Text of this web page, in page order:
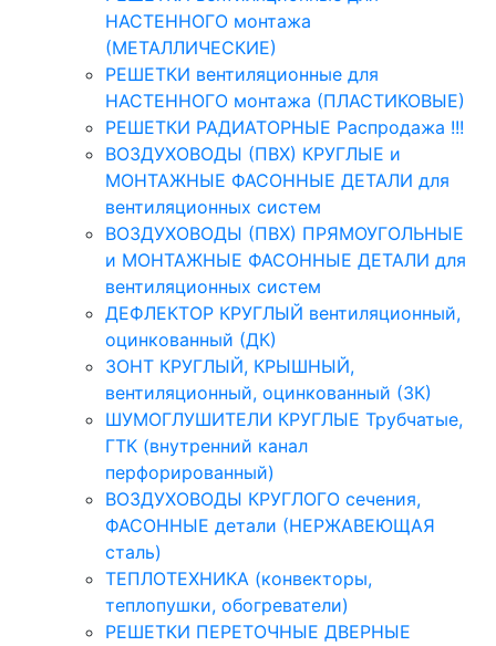
НАСТЕННОГО монтажа
(МЕТАЛЛИЧЕСКИЕ)
РЕШЕТКИ вентиляционные для
НАСТЕННОГО монтажа (ПЛАСТИКОВЫЕ)
РЕШЕТКИ РАДИАТОРНЫЕ Распродажа !!!
ВОЗДУХОВОДЫ (ПВХ) КРУГЛЫЕ и
МОНТАЖНЫЕ ФАСОННЫЕ ДЕТАЛИ для
вентиляционных систем
ВОЗДУХОВОДЫ (ПВХ) ПРЯМОУГОЛЬНЫЕ
и МОНТАЖНЫЕ ФАСОННЫЕ ДЕТАЛИ для
вентиляционных систем
ДЕФЛЕКТОР КРУГЛЫЙ вентиляционный,
оцинкованный (ДК)
ЗОНТ КРУГЛЫЙ, КРЫШНЫЙ,
вентиляционный, оцинкованный (ЗК)
ШУМОГЛУШИТЕЛИ КРУГЛЫЕ Трубчатые,
ГТК (внутренний канал
перфорированный)
ВОЗДУХОВОДЫ КРУГЛОГО сечения,
ФАСОННЫЕ детали (НЕРЖАВЕЮЩАЯ
сталь)
ТЕПЛОТЕХНИКА (конвекторы,
теплопушки, обогреватели)
РЕШЕТКИ ПЕРЕТОЧНЫЕ ДВЕРНЫЕ